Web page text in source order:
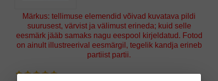
Märkus: tellimuse elemendid võivad kuvatava pildi
suurusest, värvist ja välimust erineda; kuid selle
eesmärk jääb samaks nagu eespool kirjeldatud. Fotod
on ainult illustreerival eesmärgil, tegelik kandja erineb
partiist partii.